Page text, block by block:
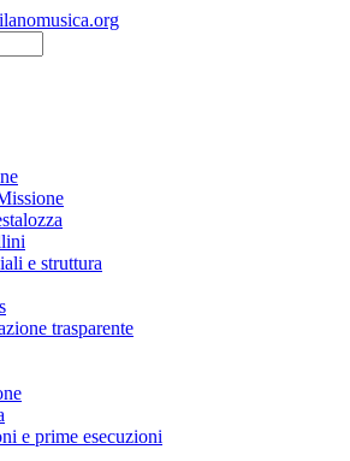
e struttura
trasparente
e prime esecuzioni